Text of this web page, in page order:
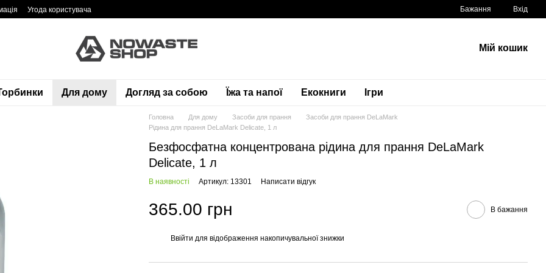
Угода користувача Бажання Вхід
Мій кошик
Для дому Догляд за собою Їжа та напої Екокниги Ігри
Головна Для дому Засоби для прання
Засоби для прання DeLaMark
Рідина для прання DeLaMark Delicate, 1 л
Безфосфатна концентрована рідина для прання DeLaMark
Delicate, 1 л
В наявності Артикул: 13301 Написати відгук
365.00 грн В бажання
Ввійти для відображення накопичувальної знижки